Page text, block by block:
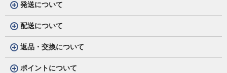
発送について
配送について
返品・交換について
ポイントについて